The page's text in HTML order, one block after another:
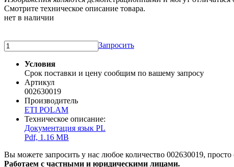
Смотрите техническое описание товара.
нет в наличии
Запросить
Условия
Срок поставки и цену сообщим по вашему запросу
Артикул
002630019
Производитель
ETI POLAM
Техническое описание:
Документация язык PL
Pdf, 1.16 MB
Вы можете запросить у нас любое количество 002630019, просто
Работаем с частными и юридическими лицами.